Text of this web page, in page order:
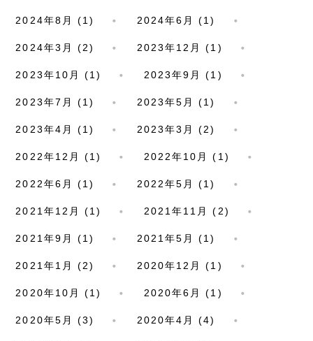
2024年8月 (1) 2024年6月 (1)
2024年3月 (2) 2023年12月 (1)
2023年10月 (1) 2023年9月 (1)
2023年7月 (1) 2023年5月 (1)
2023年4月 (1) 2023年3月 (2)
2022年12月 (1) 2022年10月 (1)
2022年6月 (1) 2022年5月 (1)
2021年12月 (1) 2021年11月 (2)
2021年9月 (1) 2021年5月 (1)
2021年1月 (2) 2020年12月 (1)
2020年10月 (1) 2020年6月 (1)
2020年5月 (3) 2020年4月 (4)